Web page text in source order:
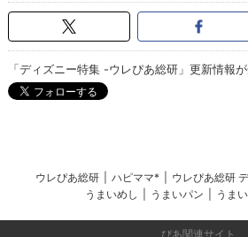
「ディズニー特集 -ウレぴあ総研」更新情報
ウレぴあ総研 ハピママ* ウレぴあ総研
うまいめし
うまいパン うま
ぴあ関連サイト